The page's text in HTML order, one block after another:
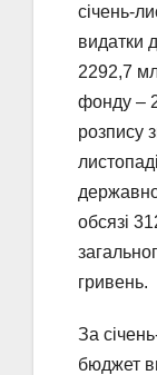
січень-
видатки
2292,7
фонду –
розпису
обсязі
гривень.
За
бюджет